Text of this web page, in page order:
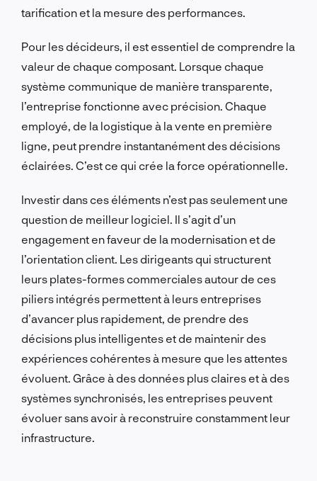
tarification et la mesure des performances.
Pour les décideurs, il est essentiel de comprendre la
valeur de chaque composant. Lorsque chaque
système communique de manière transparente,
l’entreprise fonctionne avec précision. Chaque
employé, de la logistique à la vente en première
ligne, peut prendre instantanément des décisions
éclairées. C’est ce qui crée la force opérationnelle.
Investir dans ces éléments n’est pas seulement une
question de meilleur logiciel. Il s’agit d’un
engagement en faveur de la modernisation et de
l’orientation client. Les dirigeants qui structurent
leurs plates-formes commerciales autour de ces
piliers intégrés permettent à leurs entreprises
d’avancer plus rapidement, de prendre des
décisions plus intelligentes et de maintenir des
expériences cohérentes à mesure que les attentes
évoluent. Grâce à des données plus claires et à des
systèmes synchronisés, les entreprises peuvent
évoluer sans avoir à reconstruire constamment leur
infrastructure.